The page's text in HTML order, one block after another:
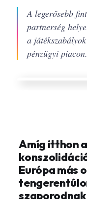
A legerősebb
partnerség
a
pénzügyi piacon.
Amíg itthon
Európa más